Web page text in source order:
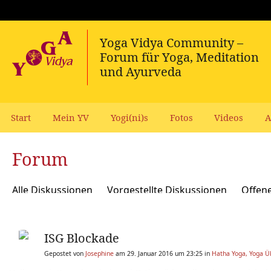
Start Mein YV Yogi(ni)s Fotos Videos
Forum
Alle Diskussionen Vorgestellte Diskussionen
Yoga Psychologie und Psychologische Yogatherapie
ISG Blockade
Gepostet von Josephine am 29. Januar 2016 um 23:25 in Hatha Yoga, Yoga